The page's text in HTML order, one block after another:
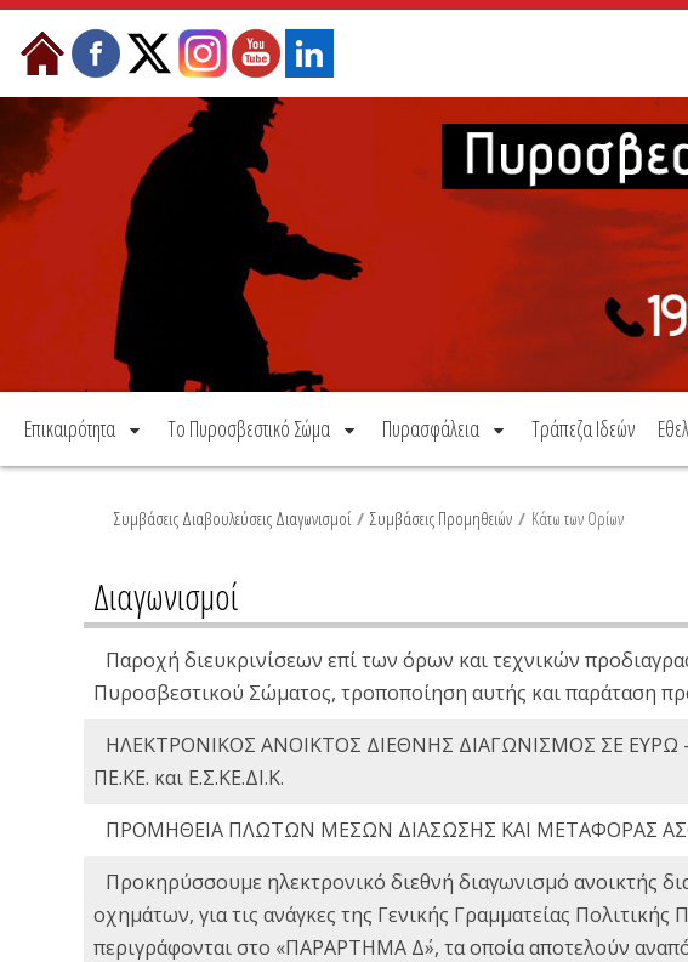
Μετάβαση στο περιεχόμενο
Επικαιρότητα Το Πυροσβεστικό Σώμα Πυρασφάλεια Τράπεζα Ιδεών
Συμβάσεις Διαβουλεύσεις Διαγωνισμοί / Συμβάσεις Προμηθειών / Κάτω των Ορίων
Διαγωνισμοί
Παροχή διευκρινίσεων επί των όρων και τεχνικών
Πυροσβεστικού Σώματος, τροποποίηση αυτής και παράταση
ΗΛΕΚΤΡΟΝΙΚΟΣ ΑΝΟΙΚΤΟΣ ΔΙΕΘΝΗΣ ΔΙΑΓΩΝΙΣΜΟΣ ΣΕ
ΠΕ.ΚΕ. και Ε.Σ.ΚΕ.ΔΙ.Κ.
ΠΡΟΜΗΘΕΙΑ ΠΛΩΤΩΝ ΜΕΣΩΝ ΔΙΑΣΩΣΗΣ ΚΑΙ ΜΕΤΑΦΟΡΑΣ
Προκηρύσσουμε ηλεκτρονικό διεθνή διαγωνισμό ανοικτής
οχημάτων, για τις ανάγκες της Γενικής Γραμματείας
περιγράφονται στο «ΠΑΡΑΡΤΗΜΑ Δ΄», τα οποία αποτελούν